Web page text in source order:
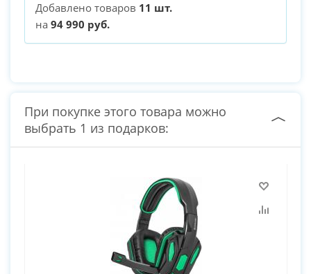
Добавлено товаров 11 шт.
на 94 990 руб.
При покупке этого товара можно
выбрать 1 из подарков: